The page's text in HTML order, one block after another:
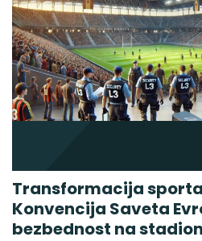
Transformacija
Konvencija Saveta
bezbednost na